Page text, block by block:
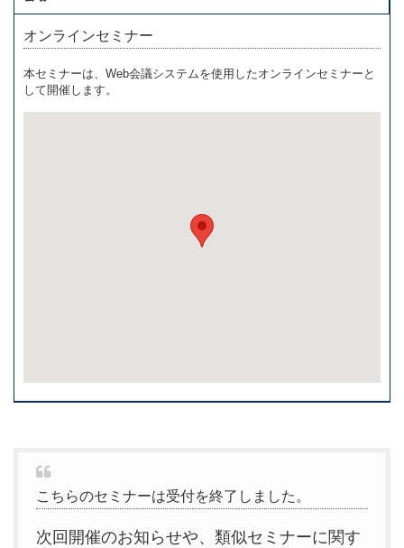
オンラインセミナー
本セミナーは、Web会議システムを使用したオンラインセミナーと
して開催します。
こちらのセミナーは受付を終了しました。
次回開催のお知らせや、類似セミナーに関す